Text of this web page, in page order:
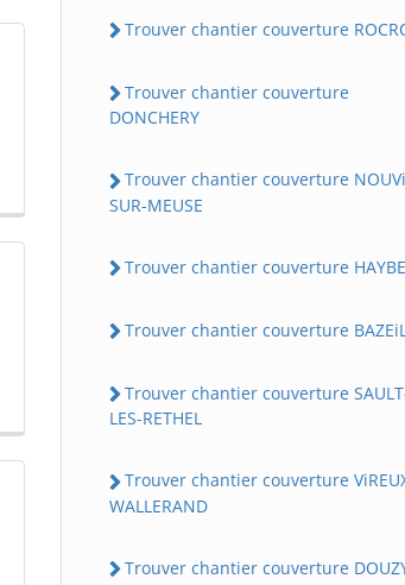
Trouver chantier couverture
Trouver chantier couverture
DONCHERY
Trouver chantier couverture
SUR-MEUSE
Trouver chantier couverture
Trouver chantier couverture
Trouver chantier couverture
LES-RETHEL
Trouver chantier couverture
WALLERAND
Trouver chantier couverture